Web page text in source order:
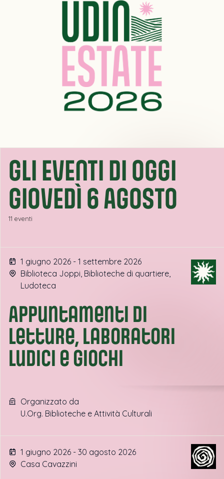
GLI EVENTI DI OGGI
GIOVEDÌ 6 AGOSTO
11 eventi
1 giugno 2026 - 1 settembre 2026
Biblioteca Joppi, Biblioteche di quartiere,
Ludoteca
Appuntamenti di
letture, laboratori
ludici e giochi
Organizzato da
U.Org. Biblioteche e Attività Culturali
1 giugno 2026 - 30 agosto 2026
Casa Cavazzini